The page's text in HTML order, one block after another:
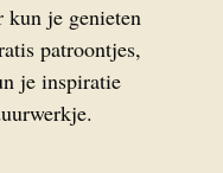
kun je genieten
patroontjes,
je inspiratie